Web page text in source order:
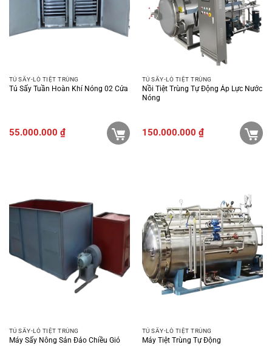
TỦ SẤY-LÒ TIỆT TRÙNG
Tủ Sấy Tuần Hoàn Khí Nóng 02 Cửa
55.000.000 ₫
TỦ SẤY-LÒ TIỆT TRÙNG
Nồi Tiệt Trùng Tự Động Áp Lực Nước
Nóng
150.000.000 ₫
TỦ SẤY-LÒ TIỆT TRÙNG
Máy Sấy Nông Sản Đảo Chiều Gió
TỦ SẤY-LÒ TIỆT TRÙNG
Máy Tiệt Trùng Tự Động